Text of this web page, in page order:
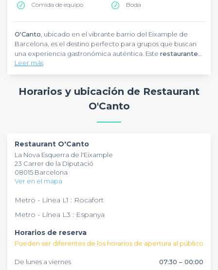
Comida de equipo Boda
O'Canto , ubicado en el vibrante barrio del Eixample de
Barcelona, es el destino perfecto para grupos que buscan
una experiencia gastronómica auténtica. Este restaurante
gallegocombina la tradición culinaria del norte con el
ambiente mediterráneo, ofreciendo un espacio ideal para
interior acogedor pueden acomodar grupos grandes,
afterworksycenas de empresa
mariscos ytapas gallegas
para compartir generosamente porcionados. Con su
convertido en un referente para la
Leer más
Horarios y ubicación de Restaurant
O'Canto
Restaurant O'Canto
La Nova Esquerra de l'Eixample
23 Carrer de la Diputació
08015 Barcelona
Ver en el mapa
Metro - Línea L1 : Rocafort
Metro - Línea L3 : Espanya
Horarios de reserva
Pueden ser diferentes de los horarios de apertura al público
De lunes a viernes 07:30 – 00:00